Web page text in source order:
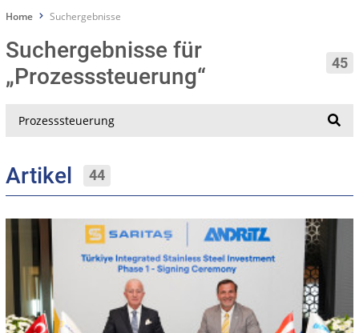
Home Suchergebnisse
Suchergebnisse für
„Prozesssteuerung“
45
Artikel 44